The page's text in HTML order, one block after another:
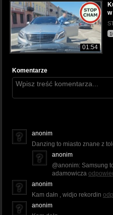
01:54
Komentarze
anonim
Danzing to miasto znane z
anonim
@anonim: Samsung
adamowicza
anonim
Kam dałn , widjo rekordin
anonim